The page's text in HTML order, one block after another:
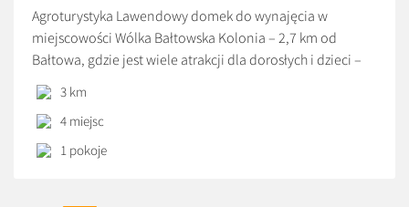
Agroturystyka Lawendowy domek do wynajęcia w
miejscowości Wólka Bałtowska Kolonia – 2,7 km od
Bałtowa, gdzie jest wiele atrakcji dla dorosłych i dzieci –
Bałtowski Kompleks Turystyczny. Dom jest tylko jeden (na
wyłączność dla Państwa, bez gospodarzy na posesji) ,
posiada salon z aneksem kuchennym, 2 sypialnie oraz
łazienkę. Lawendowy domek posiada ogrzewanie
3 km
4 miejsc
1 pokoje